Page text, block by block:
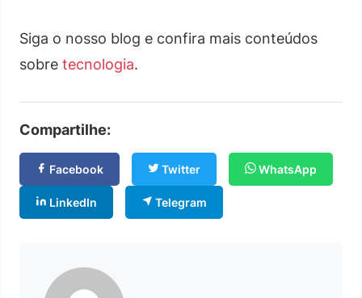
Siga o nosso blog e confira mais conteúdos
sobre tecnologia.
Compartilhe:
Facebook Twitter WhatsApp
LinkedIn Telegram